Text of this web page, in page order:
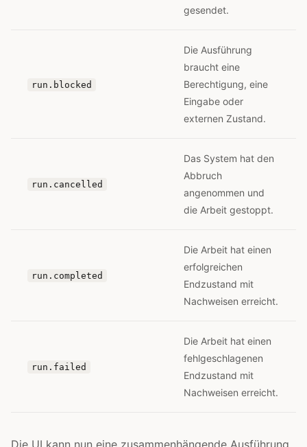
gesendet.
run.blocked
Die Ausführung
braucht eine
Berechtigung, eine
Eingabe oder
externen Zustand.
run.cancelled
Das System hat den
Abbruch
angenommen und
die Arbeit gestoppt.
run.completed
Die Arbeit hat einen
erfolgreichen
Endzustand mit
Nachweisen erreicht.
run.failed
Die Arbeit hat einen
fehlgeschlagenen
Endzustand mit
Nachweisen erreicht.